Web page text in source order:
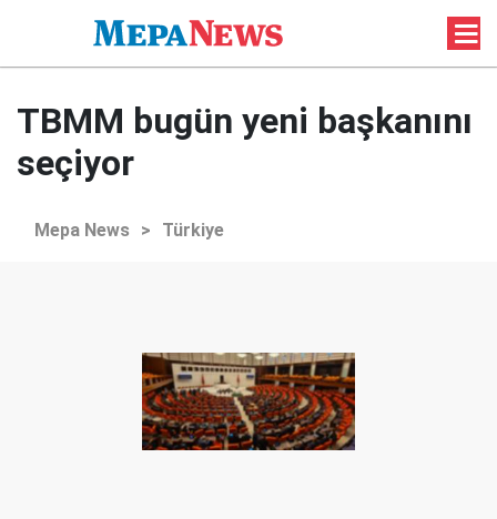
TBMM bugün yeni başkanını
seçiyor
Mepa News > Türkiye